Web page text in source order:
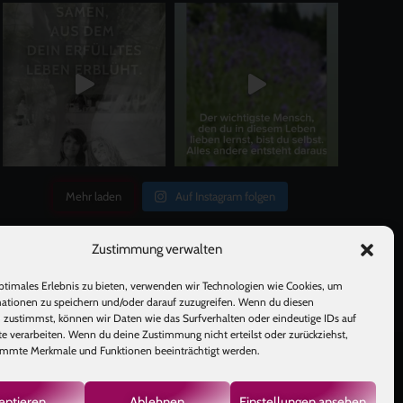
Zustimmung verwalten
Erlebnis zu bieten, verwenden wir Technologien wie Cookies, um
zu speichern und/oder darauf zuzugreifen. Wenn du diesen
zustimmst, können wir Daten wie das Surfverhalten oder eindeutige IDs auf
verarbeiten. Wenn du deine Zustimmung nicht erteilst oder zurückziehst,
Merkmale und Funktionen beeinträchtigt werden.
Mehr laden Auf Instagram folgen
|